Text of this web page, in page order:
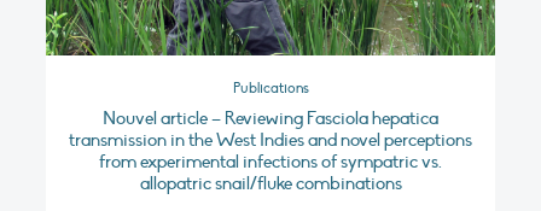
Publications
Nouvel article – Reviewing Fasciola hepatica
transmission in the West Indies and novel perceptions
from experimental infections of sympatric vs.
allopatric snail/fluke combinations